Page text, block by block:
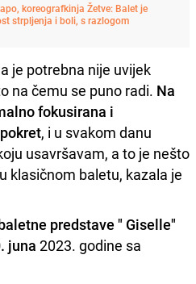
koreografkinja Žetve: Balet je
strpljenja i boli, s razlogom
je potrebna nije uvijek
na čemu se puno radi. Na
fokusirana i
, i u svakom danu
usavršavam, a to je nešto
klasičnom baletu, kazala je
predstave " Giselle"
juna 2023. godine sa